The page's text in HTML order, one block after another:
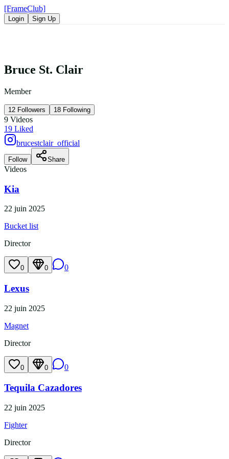
[FrameClub]
Login Sign Up
Bruce St. Clair
Member
12 Followers 18 Following
9 Videos
19 Liked
brucestclair_official
Follow Share
Videos
Kia
22 juin 2025
Bucket list
Director
0 0 0
Lexus
22 juin 2025
Magnet
Director
0 0 0
Tequila Cazadores
22 juin 2025
Fighter
Director